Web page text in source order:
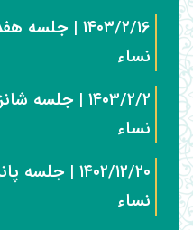
۱۴۰۳/۲/۱۶ |
نساء
۱۴۰۳/۲/۲ |
نساء
۱۴۰۲/۱۲/۲۰ |
نساء